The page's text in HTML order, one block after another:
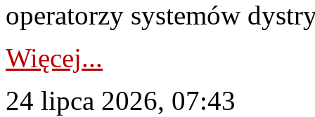
operatorzy systemów
Więcej...
24 lipca 2026, 07:43